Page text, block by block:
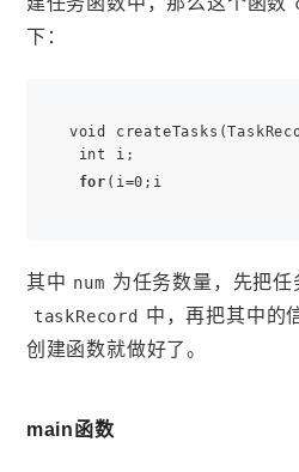
下：
void
int i;
for (i=0;i
其中 num 为任务数量，先把
taskRecord
中，再把其中的
创建函数就做好了。
main函数